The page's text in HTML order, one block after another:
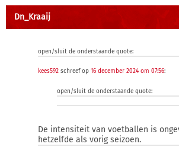
Dn_Kraaij
open/sluit de onderstaande quote:
kees592 schreef op 16 december 2024 om 07:56:
open/sluit de onderstaande quote:
De intensiteit van voetballen is
hetzelfde als vorig seizoen.